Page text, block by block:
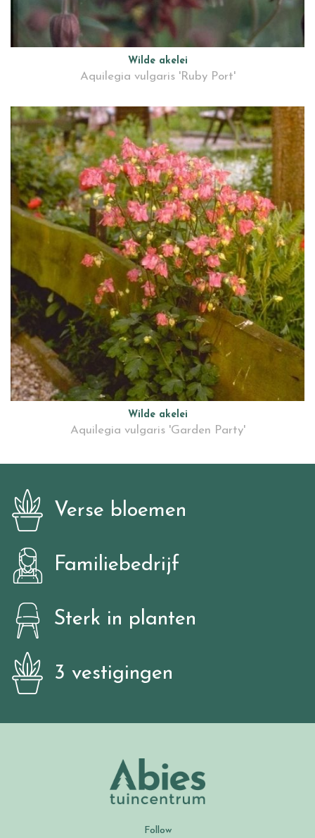
Wilde akelei
Aquilegia vulgaris 'Ruby Port'
Wilde akelei
Aquilegia vulgaris 'Garden Party'
Verse bloemen
Familiebedrijf
Sterk in planten
3 vestigingen
Follow